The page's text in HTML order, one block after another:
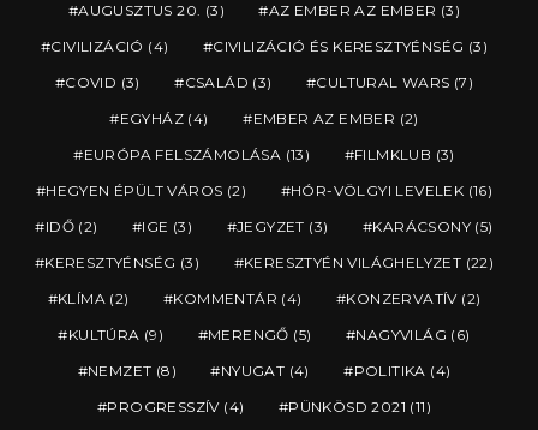
AUGUSZTUS 20. (3) AZ EMBER AZ EMBER (3)
CIVILIZÁCIÓ (4) CIVILIZÁCIÓ ÉS KERESZTYÉNSÉG (3)
COVID (3) CSALÁD (3) CULTURAL WARS (7)
EGYHÁZ (4) EMBER AZ EMBER (2)
EURÓPA FELSZÁMOLÁSA (13) FILMKLUB (3)
HEGYEN ÉPÜLT VÁROS (2) HÓR-VÖLGYI LEVELEK (16)
IDŐ (2) IGE (3) JEGYZET (3) KARÁCSONY(5)
KERESZTYÉNSÉG (3) KERESZTYÉN VILÁGHELYZET (22)
KLÍMA(2) KOMMENTÁR (4) KONZERVATÍV(2)
KULTÚRA (9) MERENGŐ (5) NAGYVILÁG (6)
NEMZET (8) NYUGAT (4) POLITIKA (4)
PROGRESSZÍV(4) PÜNKÖSD 2021 (11)